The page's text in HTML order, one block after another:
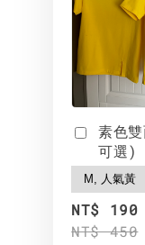
素色
可選)
NT$ 190
NT$ 450